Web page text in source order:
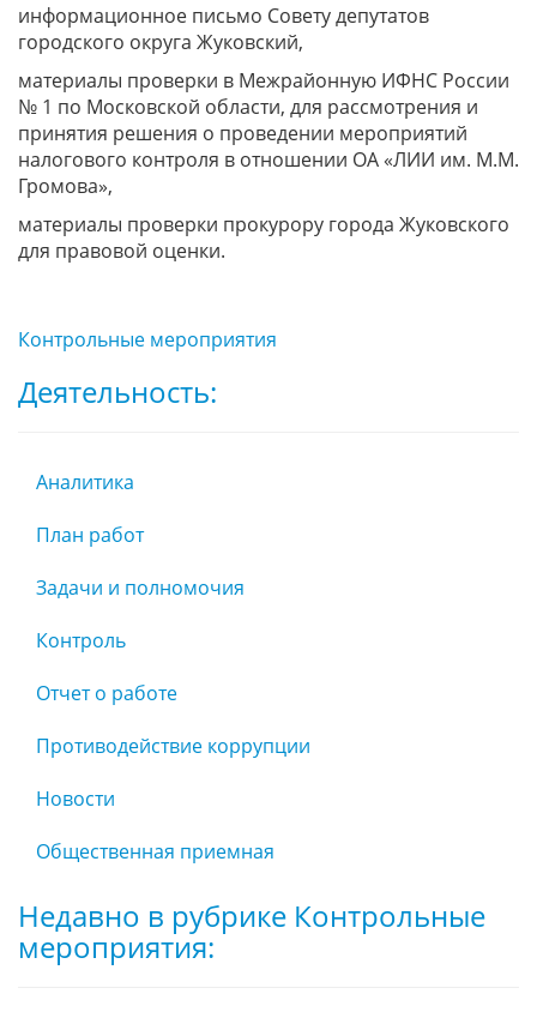
информационное письмо Совету депутатов
городского округа Жуковский,
материалы проверки в Межрайонную ИФНС России
№ 1 по Московской области, для рассмотрения и
принятия решения о проведении мероприятий
налогового контроля в отношении ОА «ЛИИ им. М.М.
Громова»,
материалы проверки прокурору города Жуковского
для правовой оценки.
Контрольные мероприятия
Деятельность:
Аналитика
План работ
Задачи и полномочия
Контроль
Отчет о работе
Противодействие коррупции
Новости
Общественная приемная
Недавно в рубрике Контрольные
мероприятия: